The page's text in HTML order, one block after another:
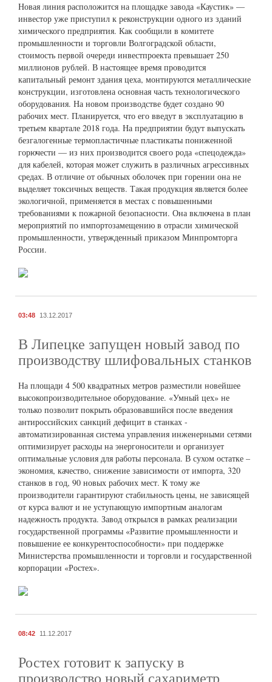
Новая линия расположится на площадке завода «Каустик» —
инвестор уже приступил к реконструкции одного из зданий
химического предприятия. Как сообщили в комитете
промышленности и торговли Волгоградской области,
стоимость первой очереди инвестпроекта превышает 250
миллионов рублей. В настоящее время проводится
капитальный ремонт здания цеха, монтируются металлические
конструкции, изготовлена основная часть технологического
оборудования. На новом производстве будет создано 90
рабочих мест. Планируется, что его введут в эксплуатацию в
третьем квартале 2018 года. На предприятии будут выпускать
безгалогенные термопластичные пластикаты пониженной
горючести — из них производится своего рода «спецодежда»
для кабелей, которая может служить в различных агрессивных
средах. В отличие от обычных оболочек при горении она не
выделяет токсичных веществ. Такая продукция является более
экологичной, применяется в местах с повышенными
требованиями к пожарной безопасности. Она включена в план
мероприятий по импортозамещению в отрасли химической
промышленности, утвержденный приказом Минпромторга
России.
03:48 13.12.2017
В Липецке запущен новый завод по
производству шлифовальных станков
На площади 4 500 квадратных метров разместили новейшее
высокопроизводительное оборудование. «Умный цех» не
только позволит покрыть образовавшийся после введения
антироссийских санкций дефицит в станках -
автоматизированная система управления инженерными сетями
оптимизирует расходы на энергоносители и организует
оптимальные условия для работы персонала. В сухом остатке –
экономия, качество, снижение зависимости от импорта, 320
станков в год, 90 новых рабочих мест. К тому же
производители гарантируют стабильность цены, не зависящей
от курса валют и не уступающую импортным аналогам
надежность продукта. Завод открылся в рамках реализации
государственной программы «Развитие промышленности и
повышение ее конкурентоспособности» при поддержке
Министерства промышленности и торговли и государственной
корпорации «Ростех».
08:42 11.12.2017
Ростех готовит к запуску в
производство новый сахариметр